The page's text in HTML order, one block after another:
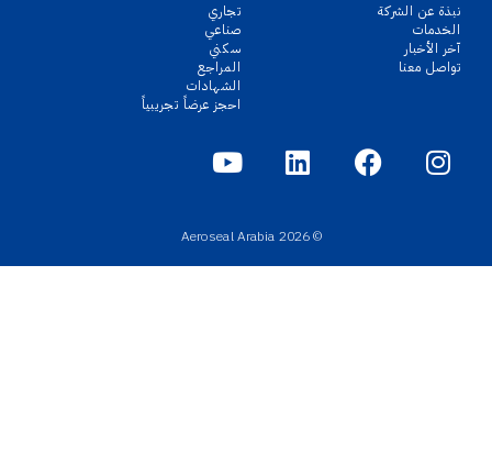
نبذة عن الشركة
الخدمات
آخر الأخبار
تواصل معنا
تجاري
صناعي
سكني
المراجع
الشهادات
احجز عرضاً تجريبياً
© 2026 Aeroseal Arabia